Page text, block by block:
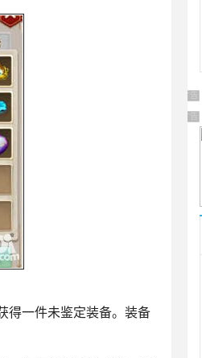
一件未鉴定装备。装备
广
广